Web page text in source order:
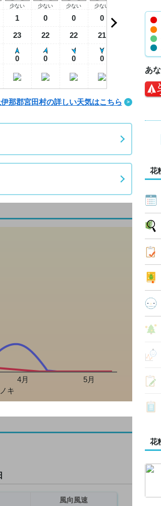
少ない
1
23
0
少ない
0
22
0
少ない
0
22
0
少ない
0
21
0
0
1
伊那郡宮田村の詳しい天気はこちら
4月
5月
キ
風向風速
あ
花
花